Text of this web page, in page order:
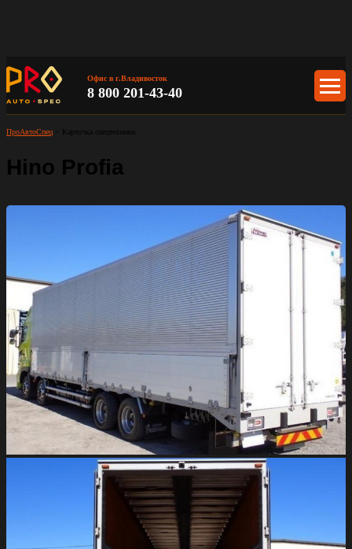
Офис в г.Владивосток
8 800 201-43-40
ПроАвтоСпец Карточка спецтехники
Hino Profia